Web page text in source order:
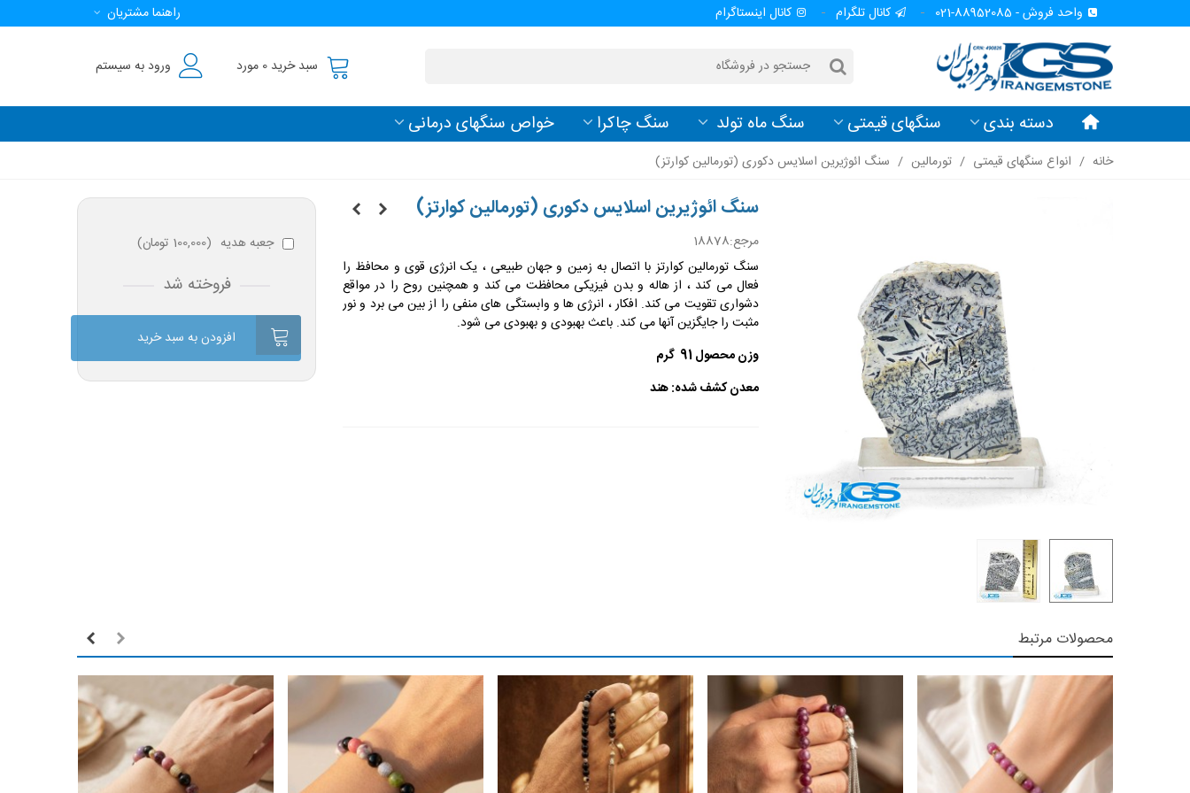
واحد فروش - 88952085-021 کانال تلگرام کانال اینستاگرام راهنما مشتریان
سبد خرید 0 مورد ورود به سیستم
دسته بندی سنگهای قیمتی سنگ ماه تولد سنگ چاکرا خواص سنگهای درمانی
خانه / انواع سنگهای قیمتی / تورمالین / سنگ ائوژیرین اسلایس دکوری (تورمالین کوارتز)
سنگ ائوژیرین اسلایس دکوری (تورمالین کوارتز)
مرجع:18878
سنگ تورمالین کوارتز با اتصال به زمین و جهان طبیعی ، یک انرژی قوی و محافظ را
فعال می کند ، از هاله و بدن فیزیکی محافظت می کند و همچنین روح را در مواقع
دشواری تقویت می کند. افکار ، انرژی ها و وابستگی های منفی را از بین می برد و نور
مثبت را جایگزین آنها می کند. باعث بهبودی و بهبودی می شود.
وزن محصول 91 گرم
معدن کشف شده: هند
جعبه هدیه (100,000 تومان )
فروخته شد
افزودن به سبد خرید
محصولات مرتبط